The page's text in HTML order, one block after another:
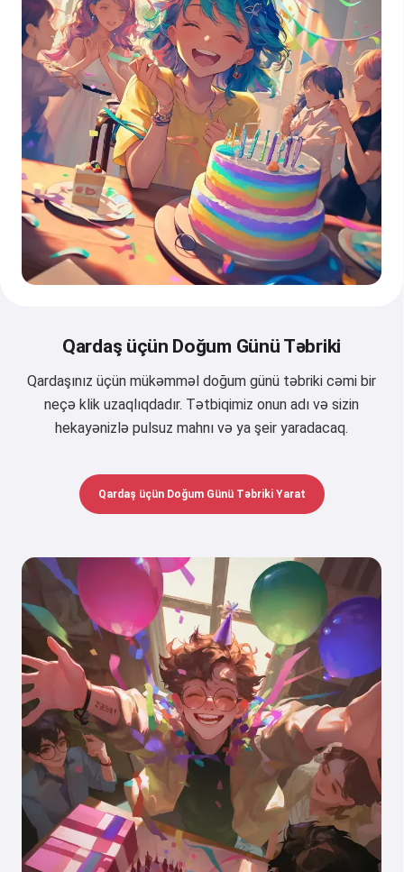
Qardaş üçün Doğum Günü Təbriki
Qardaşınız üçün mükəmməl doğum günü təbriki cəmi bir
neçə klik uzaqlıqdadır. Tətbiqimiz onun adı və sizin
hekayənizlə pulsuz mahnı və ya şeir yaradacaq.
Qardaş üçün Doğum Günü Təbriki Yarat